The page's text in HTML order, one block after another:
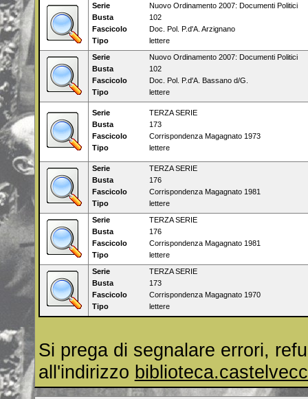
Serie
Nuovo Ordinamento 2007: Documenti Politici
Busta
102
Fascicolo
Doc. Pol. P.d'A. Arzignano
Tipo
lettere
Serie
Nuovo Ordinamento 2007: Documenti Politici
Busta
102
Fascicolo
Doc. Pol. P.d'A. Bassano d/G.
Tipo
lettere
Serie
TERZA SERIE
Busta
173
Fascicolo
Corrispondenza Magagnato 1973
Tipo
lettere
Serie
TERZA SERIE
Busta
176
Fascicolo
Corrispondenza Magagnato 1981
Tipo
lettere
Serie
TERZA SERIE
Busta
176
Fascicolo
Corrispondenza Magagnato 1981
Tipo
lettere
Serie
TERZA SERIE
Busta
173
Fascicolo
Corrispondenza Magagnato 1970
Tipo
lettere
Si prega di segnalare errori,
all'indirizzo